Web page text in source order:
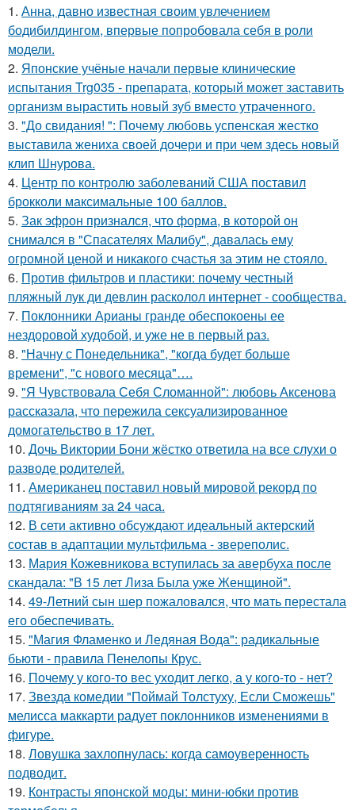
1. Анна, давно известная своим увлечением
бодибилдингом, впервые попробовала себя в роли
модели.
2. Японские учёные начали первые клинические
испытания Trg035 - препарата, который может заставить
организм вырастить новый зуб вместо утраченного.
3. "До свидания! ": Почему любовь успенская жестко
выставила жениха своей дочери и при чем здесь новый
клип Шнурова.
4. Центр по контролю заболеваний США поставил
брокколи максимальные 100 баллов.
5. Зак эфрон признался, что форма, в которой он
снимался в "Спасателях Малибу", давалась ему
огромной ценой и никакого счастья за этим не стояло.
6. Против фильтров и пластики: почему честный
пляжный лук ди девлин расколол интернет - сообщества.
7. Поклонники Арианы гранде обеспокоены ее
нездоровой худобой, и уже не в первый раз.
8. "Начну с Понедельника", "когда будет больше
времени", "с нового месяца"….
9. "Я Чувствовала Себя Сломанной": любовь Аксенова
рассказала, что пережила сексуализированное
домогательство в 17 лет.
10. Дочь Виктории Бони жёстко ответила на все слухи о
разводе родителей.
11. Американец поставил новый мировой рекорд по
подтягиваниям за 24 часа.
12. В сети активно обсуждают идеальный актерский
состав в адаптации мультфильма - звереполис.
13. Мария Кожевникова вступилась за авербуха после
скандала: "В 15 лет Лиза Была уже Женщиной".
14. 49-Летний сын шер пожаловался, что мать перестала
его обеспечивать.
15. "Магия Фламенко и Ледяная Вода": радикальные
бьюти - правила Пенелопы Крус.
16. Почему у кого-то вес уходит легко, а у кого-то - нет?
17. Звезда комедии "Поймай Толстуху, Если Сможешь"
мелисса маккарти радует поклонников изменениями в
фигуре.
18. Ловушка захлопнулась: когда самоуверенность
подводит.
19. Контрасты японской моды: мини-юбки против